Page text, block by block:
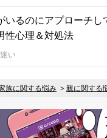
いるのにアプローチし
性心理＆対処法
い
族に関する悩み 親に関する